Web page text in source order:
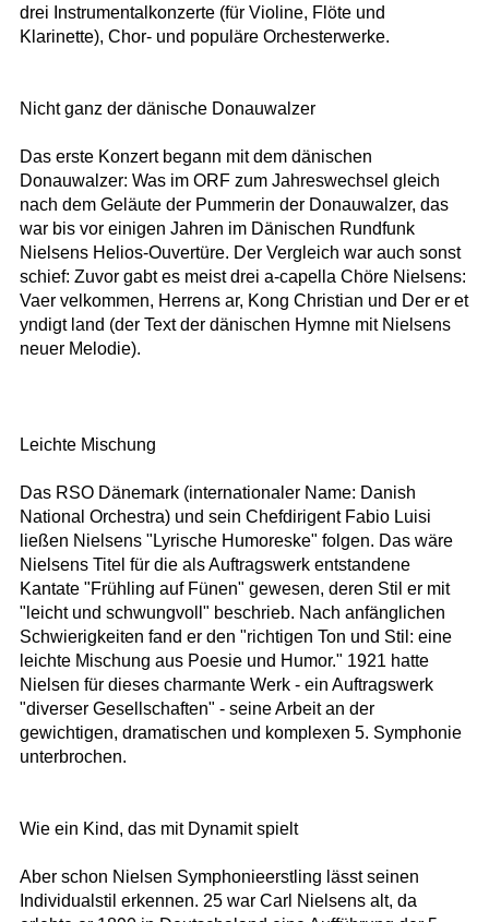
drei Instrumentalkonzerte (für Violine, Flöte und
Klarinette), Chor- und populäre Orchesterwerke.
Nicht ganz der dänische Donauwalzer
Das erste Konzert begann mit dem dänischen
Donauwalzer: Was im ORF zum Jahreswechsel gleich
nach dem Geläute der Pummerin der Donauwalzer, das
war bis vor einigen Jahren im Dänischen Rundfunk
Nielsens Helios-Ouvertüre. Der Vergleich war auch sonst
schief: Zuvor gabt es meist drei a-capella Chöre Nielsens:
Vaer velkommen, Herrens ar, Kong Christian und Der er et
yndigt land (der Text der dänischen Hymne mit Nielsens
neuer Melodie).
Leichte Mischung
Das RSO Dänemark (internationaler Name: Danish
National Orchestra) und sein Chefdirigent Fabio Luisi
ließen Nielsens "Lyrische Humoreske" folgen. Das wäre
Nielsens Titel für die als Auftragswerk entstandene
Kantate "Frühling auf Fünen" gewesen, deren Stil er mit
"leicht und schwungvoll" beschrieb. Nach anfänglichen
Schwierigkeiten fand er den "richtigen Ton und Stil: eine
leichte Mischung aus Poesie und Humor." 1921 hatte
Nielsen für dieses charmante Werk - ein Auftragswerk
"diverser Gesellschaften" - seine Arbeit an der
gewichtigen, dramatischen und komplexen 5. Symphonie
unterbrochen.
Wie ein Kind, das mit Dynamit spielt
Aber schon Nielsen Symphonieerstling lässt seinen
Individualstil erkennen. 25 war Carl Nielsens alt, da